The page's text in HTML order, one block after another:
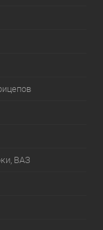
ВАЗ